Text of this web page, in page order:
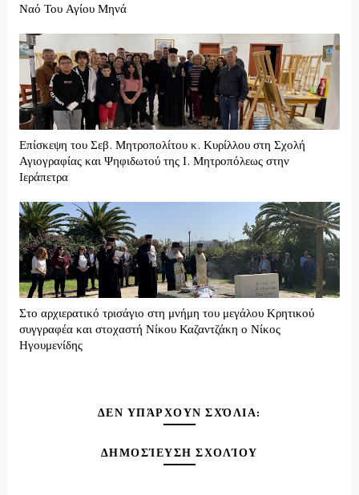
Ναό Του Αγίου Μηνά
Επίσκεψη του Σεβ. Μητροπολίτου κ. Κυρίλλου στη Σχολή
Αγιογραφίας και Ψηφιδωτού της Ι. Μητροπόλεως στην
Ιεράπετρα
Στο αρχιερατικό τρισάγιο στη μνήμη του μεγάλου Κρητικού
συγγραφέα και στοχαστή Νίκου Καζαντζάκη ο Νίκος
Ηγουμενίδης
ΔΕΝ ΥΠΆΡΧΟΥΝ ΣΧΌΛΙΑ:
ΔΗΜΟΣΊΕΥΣΗ ΣΧΟΛΊΟΥ